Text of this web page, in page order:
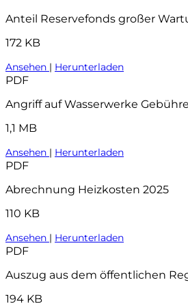
Anteil Reservefonds großer
172 KB
Ansehen | Herunterladen
PDF
Angriff auf Wasserwerke
1,1 MB
Ansehen | Herunterladen
PDF
Abrechnung Heizkosten 2025
110 KB
Ansehen | Herunterladen
PDF
194 KB